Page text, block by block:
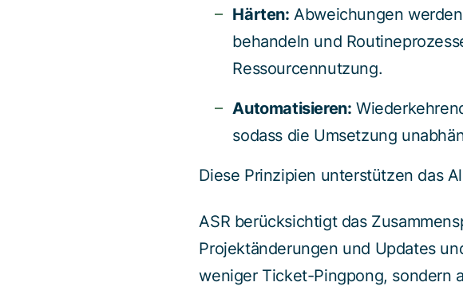
Härten: Abweichungen
behandeln und
Ressourcennutzung.
Automatisieren:
sodass die Umsetzung
Diese Prinzipien unterstützen das
ASR berücksichtigt das
Projektänderungen und Updates
weniger Ticket-Pingpong, sondern